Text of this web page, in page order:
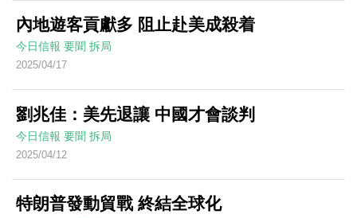
內地遊客貢獻多 阻止赴美成殺着
今日信報 要聞 拆局
2025/04/17
劉兆佳：美先退讓 中國才會談判
今日信報 要聞 拆局
2025/04/12
特朗普發動貿戰 終結全球化